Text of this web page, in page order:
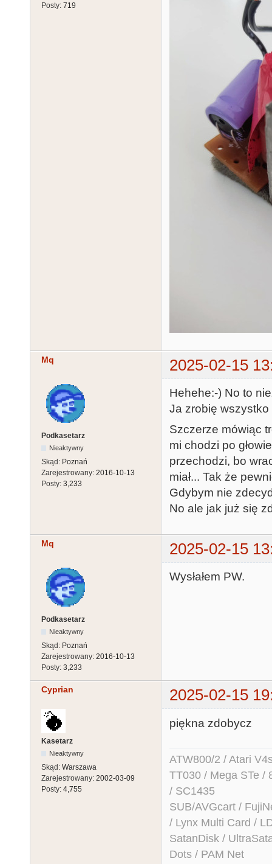
Posty: 719
Mq 2025-02-15
Podkasetarz
Nieaktywny
Skąd: Poznań
Zarejestrowany: 2016-10-13
Posty: 3,233
Hehehe:-) No to
Ja zrobię
Szczerze mówiąc
mi chodzi po
przechodzi, bo
miał... Tak że
Gdybym nie
No ale jak już się
Mq 2025-02-15
Podkasetarz
Nieaktywny
Skąd: Poznań
Zarejestrowany: 2016-10-13
Posty: 3,233
Wysłałem PW.
Cyprian 2025-02-15
Kasetarz
Nieaktywny
Skąd: Warszawa
Zarejestrowany: 2002-03-09
Posty: 4,755
piękna zdobycz
ATW800/2 / Atari
TT030 / Mega STe /
/ SC1435
SUB/AVGcart /
/ Lynx Multi Card /
SatanDisk /
Dots / PAM Net